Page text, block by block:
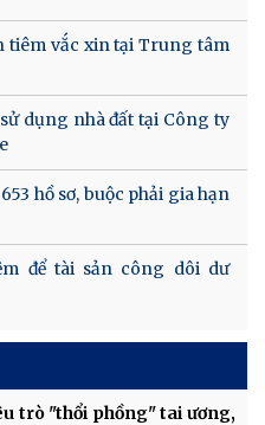
tiêm vắc xin tại Trung tâm
dụng nhà đất tại Công ty
hồ sơ, buộc phải gia hạn
để tài sản công dôi dư
trò "thổi phồng" tai ương,